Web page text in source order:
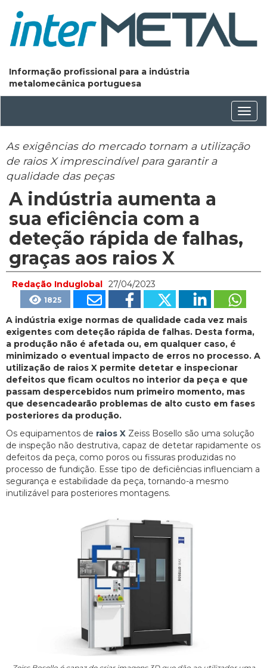
Informação profissional para a indústria
metalomecânica portuguesa
As exigências do mercado tornam a utilização
de raios X imprescindível para garantir a
qualidade das peças
A indústria aumenta a
sua eficiência com a
deteção rápida de falhas,
graças aos raios X
Redação Induglobal 27/04/2023
1825
A indústria exige normas de qualidade cada vez mais
exigentes com deteção rápida de falhas. Desta forma,
a produção não é afetada ou, em qualquer caso, é
minimizado o eventual impacto de erros no processo. A
utilização de raios X permite detetar e inspecionar
defeitos que ficam ocultos no interior da peça e que
passam despercebidos num primeiro momento, mas
que desencadearão problemas de alto custo em fases
posteriores da produção.
Os equipamentos de raios X Zeiss Bosello são uma solução
de inspeção não destrutiva, capaz de detetar rapidamente os
defeitos da peça, como poros ou fissuras produzidas no
processo de fundição. Esse tipo de deficiências influenciam a
segurança e estabilidade da peça, tornando-a mesmo
inutilizável para posteriores montagens.